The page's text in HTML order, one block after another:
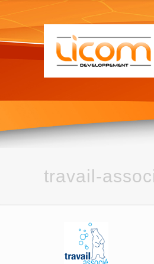
travail-